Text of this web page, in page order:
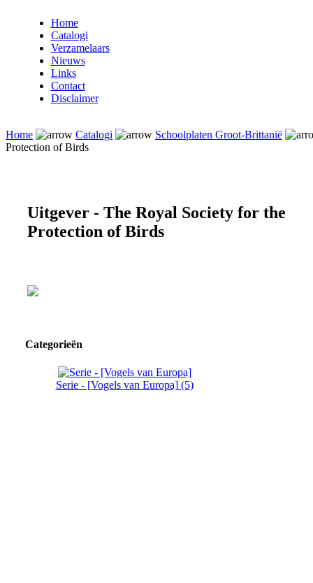
Home
Catalogi
Verzamelaars
Nieuws
Links
Contact
Disclaimer
Home Catalogi
Schoolplaten Groot-Brittanië
Protection of Birds
Uitgever - The Royal Society for the
Protection of Birds
Categorieën
Serie - [Vogels van Europa] (5)